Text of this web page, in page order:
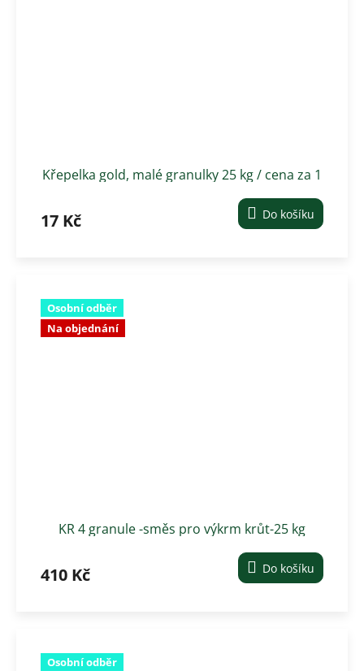
Křepelka gold, malé granulky 25 kg / cena za 1
17 Kč Do košíku
Osobní odběr
Na objednání
KR 4 granule -směs pro výkrm krůt-25 kg
410 Kč Do košíku
Osobní odběr